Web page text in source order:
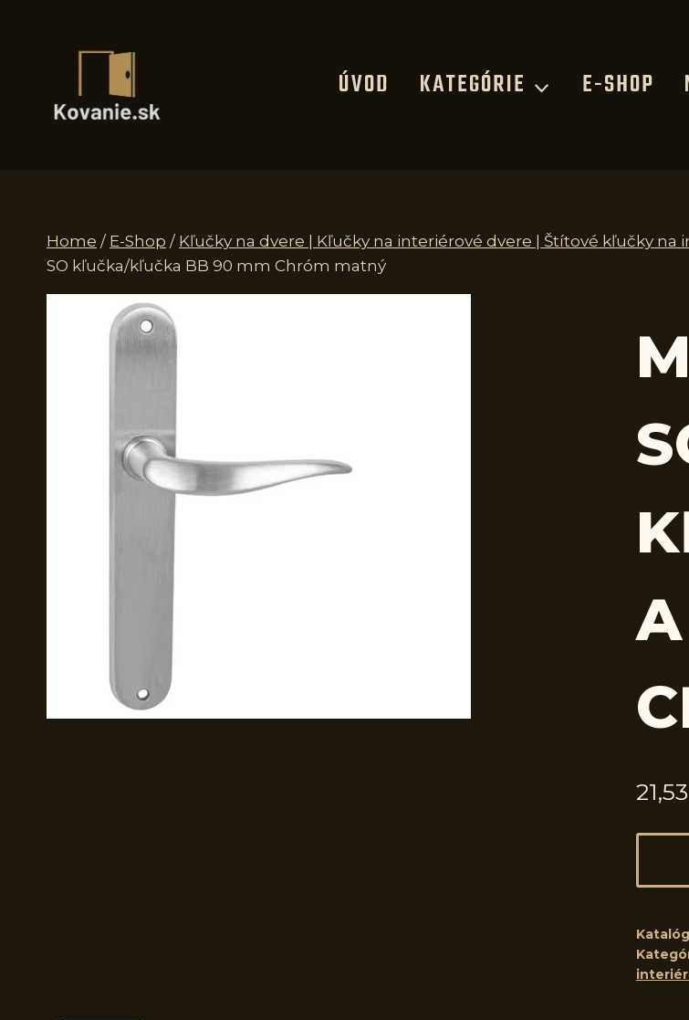
ÚVOD KATEGÓRIE E-SHOP
Home / E-Shop / Kľučky na dvere | Kľučky na interiérové dvere | Štítové kľučky
SO kľučka/kľučka BB 90 mm Chróm matný
21,53